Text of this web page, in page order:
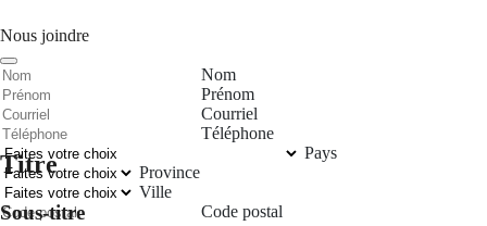
Titre
Sous-titre
Nous joindre
Nom
Prénom
Courriel
Téléphone
Pays
Province
Ville
Code postal